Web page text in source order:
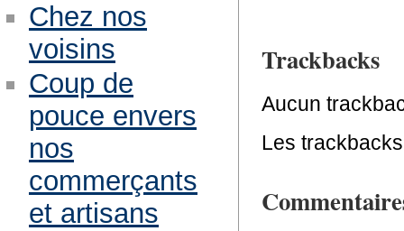
Trackbacks
Aucun
Les
Chez nos
voisins
Coup de
pouce envers
nos
commerçants
et artisans